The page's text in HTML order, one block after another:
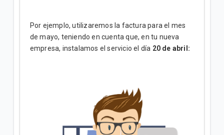
Por ejemplo, utilizaremos la factura para el mes
de mayo, teniendo en cuenta que, en tu nueva
empresa, instalamos el servicio el día 20 de abril: